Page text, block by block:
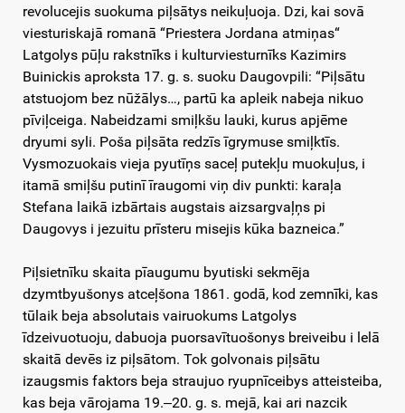
revolucejis suokuma piļsātys neikuļuoja. Dzi, kai sovā
viesturiskajā romanā “Priestera Jordana atmiņas“
Latgolys pūļu rakstnīks i kulturviesturnīks Kazimirs
Buinickis aproksta 17. g. s. suoku Daugovpili: “Piļsātu
atstuojom bez nūžālys…, partū ka apleik nabeja nikuo
pīviļceiga. Nabeidzami smiļkšu lauki, kurus apjēme
dryumi syli. Poša piļsāta redzīs īgrymuse smiļktīs.
Vysmozuokais vieja pyutīņs saceļ putekļu muokuļus, i
itamā smiļšu putinī īraugomi viņ div punkti: karaļa
Stefana laikā izbārtais augstais aizsargvaļņs pi
Daugovys i jezuitu prīsteru misejis kūka bazneica.”
Piļsietnīku skaita pīaugumu byutiski sekmēja
dzymtbyušonys atceļšona 1861. godā, kod zemnīki, kas
tūlaik beja absolutais vairuokums Latgolys
īdzeivuotuoju, dabuoja puorsavītuošonys breiveibu i lelā
skaitā devēs iz piļsātom. Tok golvonais piļsātu
izaugsmis faktors beja straujuo ryupnīceibys atteisteiba,
kas beja vārojama 19.‒20. g. s. mejā, kai ari nazcik